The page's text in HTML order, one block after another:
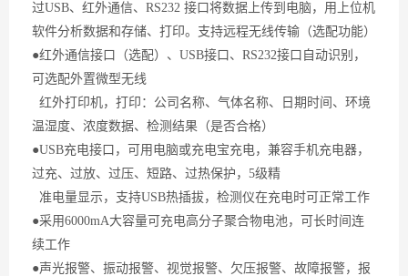
过USB、红外通信、RS232 接口将数据上传到电脑，用上位机
软件分析数据和存储、打印。支持远程无线传输（选配功能）
●红外通信接口（选配）、USB接口、RS232接口自动识别，
可选配外置微型无线
红外打印机，打印：公司名称、气体名称、日期时间、环境
温湿度、浓度数据、检测结果（是否合格）
●USB充电接口，可用电脑或充电宝充电，兼容手机充电器，
过充、过放、过压、短路、过热保护，5级精
准电量显示，支持USB热插拔，检测仪在充电时可正常工作
●采用6000mA大容量可充电高分子聚合物电池，可长时间连
续工作
●声光报警、振动报警、视觉报警、欠压报警、故障报警，报